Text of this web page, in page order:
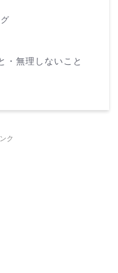
・無理しないこと
ク